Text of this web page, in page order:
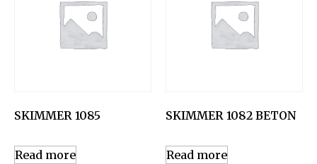
SKIMMER 1085
Read more
SKIMMER 1082 BETON
Read more